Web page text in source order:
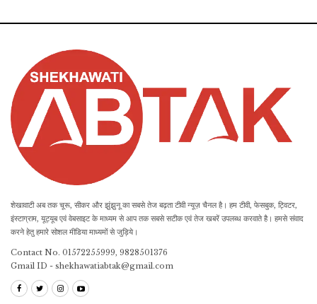
शेखावाटी अब तक चूरू, सीकर और झुंझुनू का सबसे तेज बढ़ता टीवी न्यूज़ चैनल है। हम टीवी, फेसबुक, ट्विटर,
इंस्टाग्राम, यूट्यूब एवं वेबसाइट के माध्यम से आप तक सबसे सटीक एवं तेज खबरें उपलब्ध करवाते है। हमसे संवाद
करने हेतु हमारे सोशल मीडिया माध्यमों से जुड़िये।
Contact No. 01572255999, 9828501376
Gmail ID - shekhawatiabtak@gmail.com